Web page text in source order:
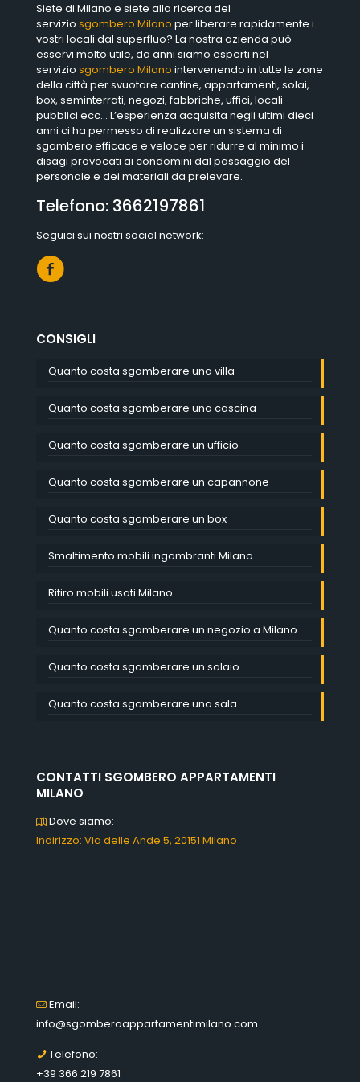
Siete di Milano e siete alla ricerca del
servizio sgombero Milano per liberare rapidamente i
vostri locali dal superfluo? La nostra azienda può
esservi molto utile, da anni siamo esperti nel
servizio sgombero Milano intervenendo in tutte le zone
della città per svuotare cantine, appartamenti, solai,
box, seminterrati, negozi, fabbriche, uffici, locali
pubblici ecc… L’esperienza acquisita negli ultimi dieci
anni ci ha permesso di realizzare un sistema di
sgombero efficace e veloce per ridurre al minimo i
disagi provocati ai condomini dal passaggio del
personale e dei materiali da prelevare.
Telefono: 3662197861
Seguici sui nostri social network:
CONSIGLI
Quanto costa sgomberare una villa
Quanto costa sgomberare una cascina
Quanto costa sgomberare un ufficio
Quanto costa sgomberare un capannone
Quanto costa sgomberare un box
Smaltimento mobili ingombranti Milano
Ritiro mobili usati Milano
Quanto costa sgomberare un negozio a Milano
Quanto costa sgomberare un solaio
Quanto costa sgomberare una sala
CONTATTI SGOMBERO APPARTAMENTI
MILANO
Dove siamo:
Indirizzo: Via delle Ande 5, 20151 Milano
Email:
info@sgomberoappartamentimilano.com
Telefono:
+39 366 219 7861